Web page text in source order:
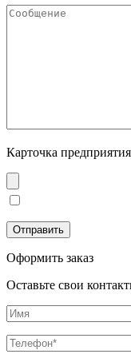
Карточка
Оформить заказ
Оставьте свои